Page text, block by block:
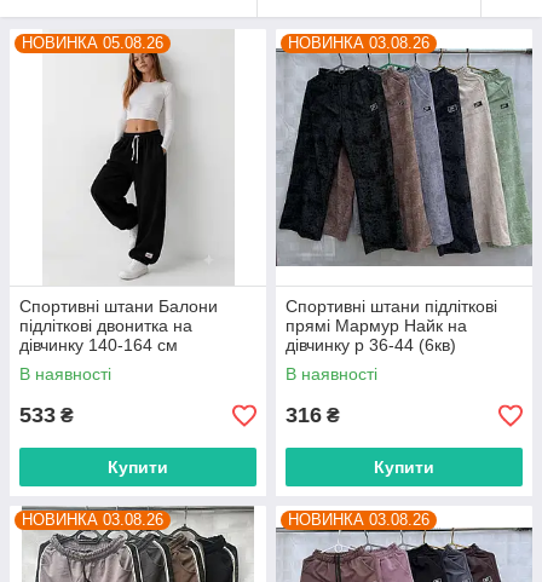
НОВИНКА 05.08.26
Спортивні штани Балони
підліткові двонитка на
дівчинку 140-164 см
"MALVINA" купити гуртом в
Одесі на 7 км
В наявності
533 ₴
Купити
НОВИНКА 03.08.26
Спортивні штани підліткові
прямі Мармур Найк на
дівчинку р 36-44 (6кв)
"BOXING" гуртом в Одесі на 7
км
В наявності
316 ₴
Купити
НОВИНКА 03.08.26 НОВИНКА 03.08.26